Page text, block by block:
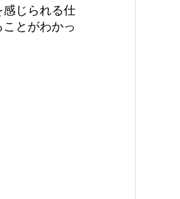
じられる仕
とがわかっ